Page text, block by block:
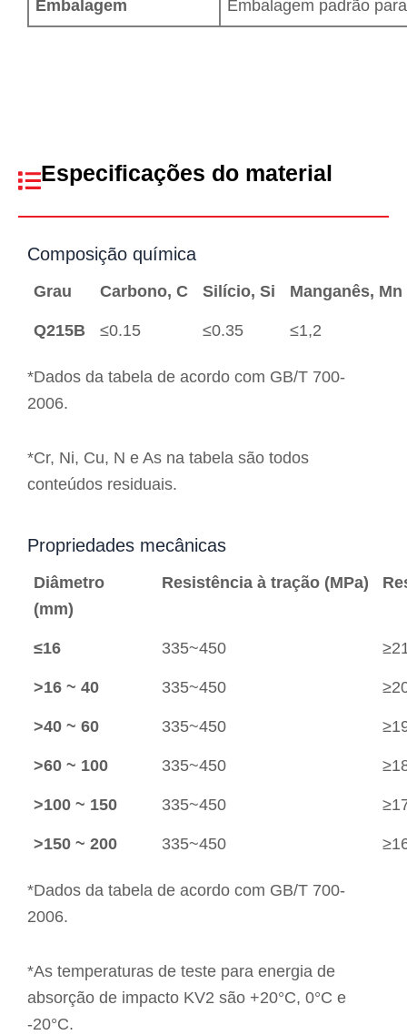
Embalagem Embalagem padrão
Especificações do material
Composição química
Grau Carbono, C Silício, Si Manganês, Mn
Q215B ≤0.15 ≤0.35 ≤1,2
*Dados da tabela de acordo com GB/T 700-
2006.
*Cr, Ni, Cu, N e As na tabela são todos
conteúdos residuais.
Propriedades mecânicas
Diâmetro
(mm)
Resistência à tração (MPa)
≤16 335~450
>16 ~ 40 335~450
>40 ~ 60 335~450
>60 ~ 100 335~450
>100 ~ 150 335~450
>150 ~ 200 335~450
*Dados da tabela de acordo com GB/T 700-
2006.
*As temperaturas de teste para energia de
absorção de impacto KV2 são +20°C, 0°C e
-20°C.